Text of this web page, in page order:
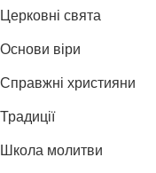
Церковні свята
Основи віри
Справжні християни
Традиції
Школа молитви